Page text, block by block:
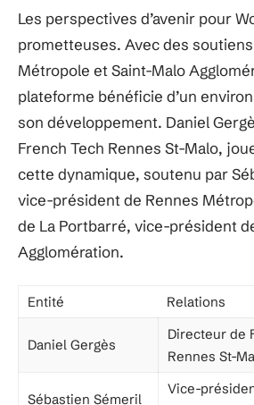
Les perspectives d’avenir pour
prometteuses. Avec des
Métropole et Saint-Malo
plateforme bénéficie d’un
son développement. Daniel
French Tech Rennes St-Malo,
cette dynamique, soutenu par
vice-président de Rennes
de La Portbarré, vice-président
Agglomération.
Entité Relations
Daniel Gergès
Directeur de
Rennes St-
Sébastien Sémeril
Vice-